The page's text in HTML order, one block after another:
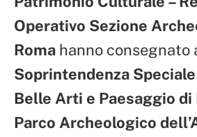
Operativo Sezione
Roma hanno consegnato
Soprintendenza
Belle Arti e Paesaggio di
Parco Archeologico